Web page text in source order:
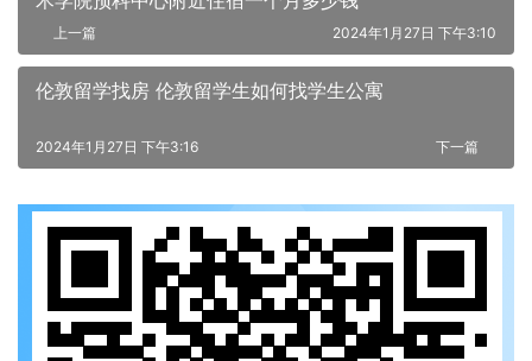
上一篇 2024年1月27日 下午3:10
伦敦留学找房 伦敦留学生如何找学生公寓
下一篇
2024年1月27日 下午3:16